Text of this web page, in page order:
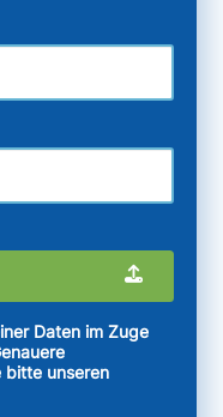
Daten im Zuge
bitte unseren